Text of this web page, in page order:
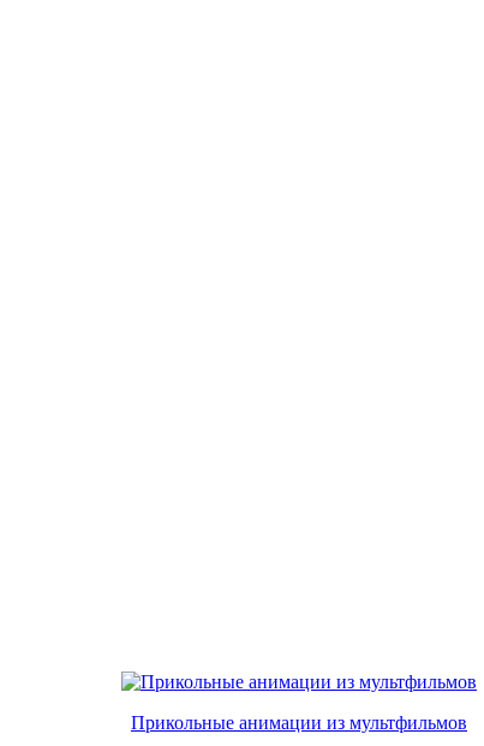
Прикольные анимации из мультфильмов